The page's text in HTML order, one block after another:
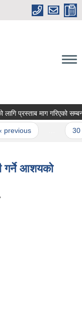
प्रस्ताब माग गरिएको
सूचना ।
गर्ने आशयकाे